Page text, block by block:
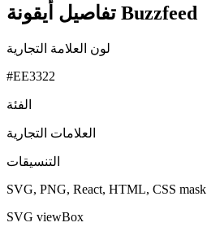
تفاصيل أيقونة Buzzfeed
لون العلامة التجارية
#EE3322
الفئة
العلامات التجارية
التنسيقات
SVG, PNG, React, HTML, CSS mask
SVG viewBox